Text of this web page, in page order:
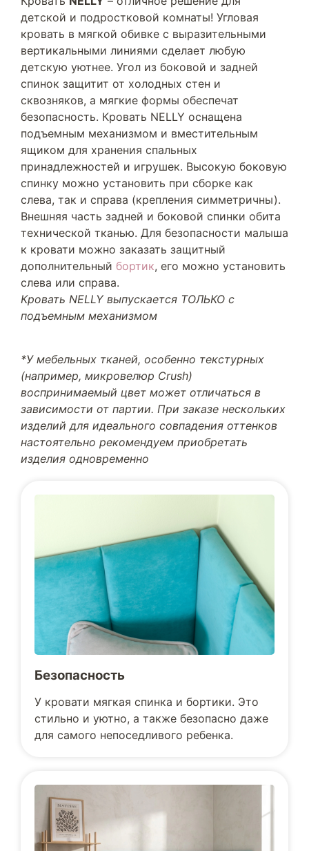
детской и подростковой комнаты! Угловая
кровать в мягкой обивке с выразительными
вертикальными линиями сделает любую
детскую уютнее. Угол из боковой и задней
спинок защитит от холодных стен и
сквозняков, а мягкие формы обеспечат
безопасность. Кровать NELLY оснащена
подъемным механизмом и вместительным
ящиком для хранения спальных
принадлежностей и игрушек. Высокую боковую
спинку можно установить при сборке как
слева, так и справа (крепления симметричны).
Внешняя часть задней и боковой спинки обита
технической тканью. Для безопасности малыша
к кровати можно заказать защитный
дополнительный бортик, его можно установить
слева или справа.
Кровать NELLY выпускается ТОЛЬКО с
подъемным механизмом
*У мебельных тканей, особенно текстурных
(например, микровелюр Crush)
воспринимаемый цвет может отличаться в
зависимости от партии. При заказе нескольких
изделий для идеального совпадения оттенков
настоятельно рекомендуем приобретать
изделия одновременно
Безопасность
У кровати мягкая спинка и бортики. Это
стильно и уютно, а также безопасно даже
для самого непоседливого ребенка.